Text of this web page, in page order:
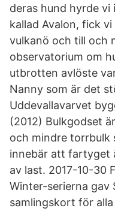
deras hund hyrde
kallad Avalon, fick
vulkanö och till och
observatorium om
utbrotten avlöste
Nanny som är det
Uddevallavarvet
(2012) Bulkgodset
och mindre torrbulk
innebär att fartyget
av last. 2017-10-30
Winter-serierna gav
samlingskort för